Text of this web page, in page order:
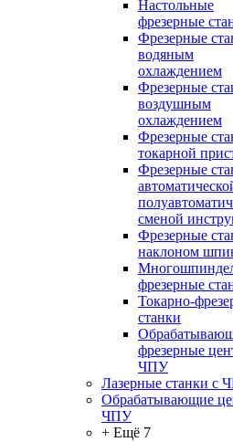
Настольные
фрезерные
Фрезерные
водяным
охлаждением
Фрезерные
воздушным
охлаждением
Фрезерные
токарной
Фрезерные
сменой
Фрезерные
наклоном
фрезерные
Токарно-
станки
фрезерные
ЧПУ
Лазерные станки с
Обрабатывающие
ЧПУ
+ Ещё 7